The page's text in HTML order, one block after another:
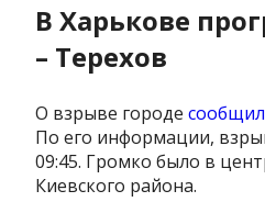
В Харькове
– Терехов
О взрыве городесообщил
По его информации,
09:45. Громко было в
Киевского района.